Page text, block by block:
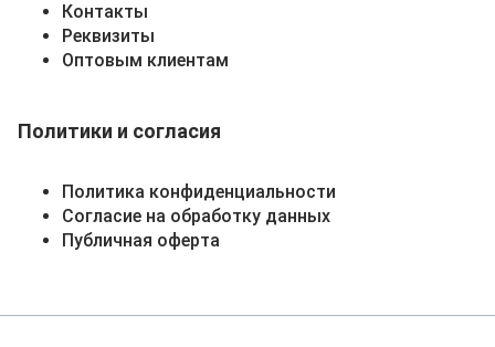
Контакты
Реквизиты
Оптовым клиентам
Политики и согласия
Политика конфиденциальности
Согласие на обработку данных
Публичная оферта